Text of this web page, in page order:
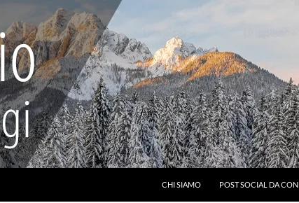
CHI SIAMO POST SOCIAL DA